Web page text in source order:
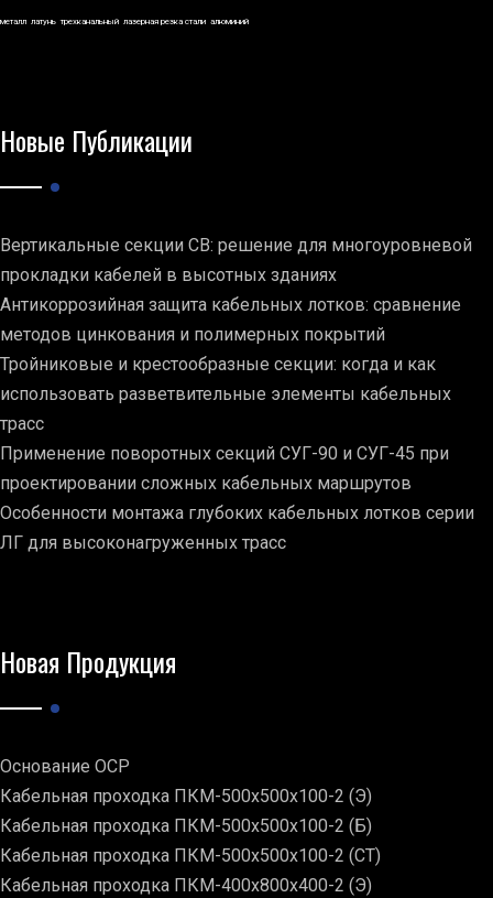
металл латунь трехканальный лазерная резка стали алюминий
Новые Публикации
Вертикальные секции СВ: решение для многоуровневой
прокладки кабелей в высотных зданиях
Антикоррозийная защита кабельных лотков: сравнение
методов цинкования и полимерных покрытий
Тройниковые и крестообразные секции: когда и как
использовать разветвительные элементы кабельных
трасс
Применение поворотных секций СУГ-90 и СУГ-45 при
проектировании сложных кабельных маршрутов
Особенности монтажа глубоких кабельных лотков серии
ЛГ для высоконагруженных трасс
Новая Продукция
Основание ОСР
Кабельная проходка ПКМ-500х500х100-2 (Э)
Кабельная проходка ПКМ-500х500х100-2 (Б)
Кабельная проходка ПКМ-500х500х100-2 (СТ)
Кабельная проходка ПКМ-400х800х400-2 (Э)